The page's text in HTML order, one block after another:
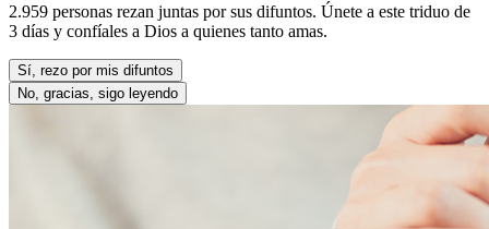
2.959 personas rezan juntas por sus difuntos. Únete a este triduo de
3 días y confíales a Dios a quienes tanto amas.
Sí, rezo por mis difuntos
No, gracias, sigo leyendo